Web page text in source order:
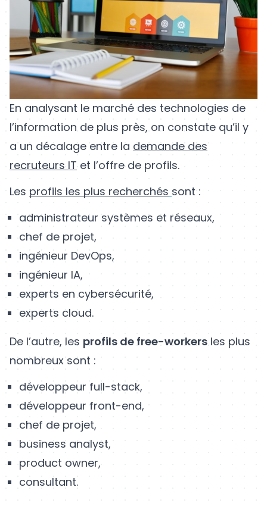
En analysant le marché des technologies de
l’information de plus près, on constate qu’il y
a un décalage entre la demande des
recruteurs IT et l’offre de profils.
Les profils les plus recherchés sont :
administrateur systèmes et réseaux,
chef de projet,
ingénieur DevOps,
ingénieur IA,
experts en cybersécurité,
experts cloud.
De l’autre, les profils de free-workers les plus
nombreux sont :
développeur full-stack,
développeur front-end,
chef de projet,
business analyst,
product owner,
consultant.